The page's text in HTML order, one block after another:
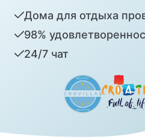
Дома для отдыха
98%
24/7 чат